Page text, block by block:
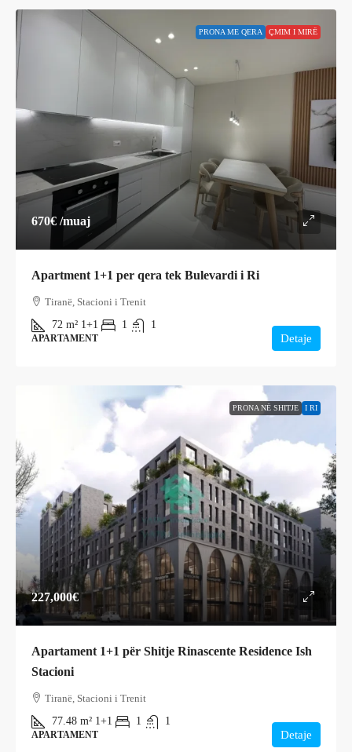
PRONA ME QERA ÇMIM I MIRË
670€ /muaj
Apartment 1+1 per qera tek Bulevardi i Ri
Tiranë, Stacioni i Trenit
72 m² 1+1 1 1
APARTAMENT Detaje
PRONA NË SHITJE I RI
227,000€
Apartament 1+1 për Shitje Rinascente Residence Ish
Stacioni
Tiranë, Stacioni i Trenit
77.48 m² 1+1 1 1
APARTAMENT Detaje